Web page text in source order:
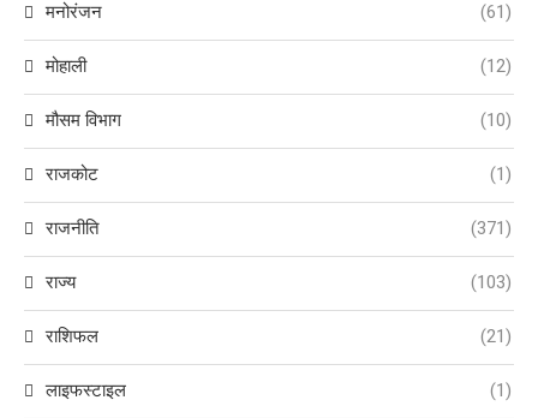
मनोरंजन (61)
मोहाली (12)
मौसम विभाग (10)
राजकोट (1)
राजनीति (371)
राज्य (103)
राशिफल (21)
लाइफस्टाइल (1)